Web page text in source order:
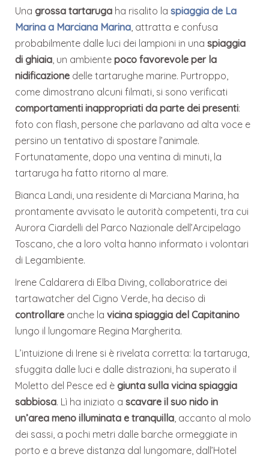
Unagrossa tartaruga ha risalito laspiaggia de La
Marina a Marciana Marina, attratta e confusa
probabilmente dalle luci dei lampioni in unaspiaggia
di ghiaia, un ambientepoco favorevole per la
nidificazione delle tartarughe marine. Purtroppo,
come dimostrano alcuni filmati, si sono verificati
comportamenti inappropriati da parte dei presenti:
foto con flash, persone che parlavano ad alta voce e
persino un tentativo di spostare l’animale.
Fortunatamente, dopo una ventina di minuti, la
tartaruga ha fatto ritorno al mare.
Bianca Landi, una residente di Marciana Marina, ha
prontamente avvisato le autorità competenti, tra cui
Aurora Ciardelli del Parco Nazionale dell’Arcipelago
Toscano, che a loro volta hanno informato i volontari
di Legambiente.
Irene Caldarera di Elba Diving, collaboratrice dei
tartawatcher del Cigno Verde, ha deciso di
controllare anche lavicina spiaggia del Capitanino
lungo il lungomare Regina Margherita.
L’intuizione di Irene si è rivelata corretta: la tartaruga,
sfuggita dalle luci e dalle distrazioni, ha superato il
Moletto del Pesce ed ègiunta sulla vicina spiaggia
sabbiosa. Lì ha iniziato ascavare il suo nido in
un’area meno illuminata e tranquilla, accanto al molo
dei sassi, a pochi metri dalle barche ormeggiate in
porto e a breve distanza dal lungomare, dall’Hotel